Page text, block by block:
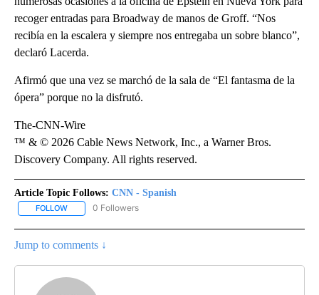
recoger entradas para Broadway de manos de Groff. “Nos
recibía en la escalera y siempre nos entregaba un sobre blanco”,
declaró Lacerda.
Afirmó que una vez se marchó de la sala de “El fantasma de la
ópera” porque no la disfrutó.
The-CNN-Wire
™ & © 2026 Cable News Network, Inc., a Warner Bros.
Discovery Company. All rights reserved.
Article Topic Follows: CNN - Spanish
FOLLOW FOLLOW "CNN - SPANISH" TO RECEIVE NOTIFICATIONS ABOUT
0 Followers
Jump to comments ↓